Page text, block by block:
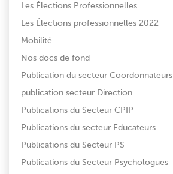
Les Élections Professionnelles
Les Élections professionnelles 2022
Mobilité
Nos docs de fond
Publication du secteur Coordonnateurs
publication secteur Direction
Publications du Secteur CPIP
Publications du secteur Educateurs
Publications du Secteur PS
Publications du Secteur Psychologues